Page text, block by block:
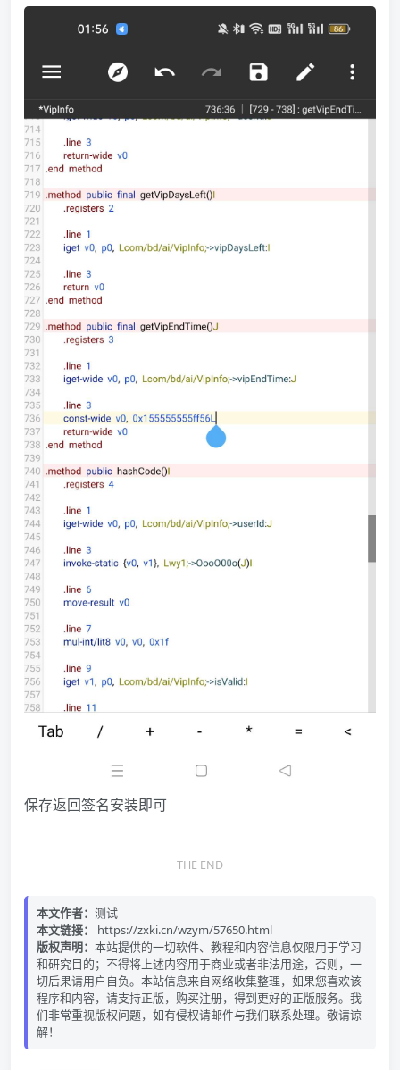
保存返回签名安装即可
THE END
本文作者： 测试
本文链接：
https://zxki.cn/wzym/57650.html
版权声明： 本站提供的一切软件、教程和内容信息仅限用于学习
和研究目的；不得将上述内容用于商业或者非法用途，否则，一
切后果请用户自负。本站信息来自网络收集整理，如果您喜欢该
程序和内容，请支持正版，购买注册，得到更好的正版服务。我
们非常重视版权问题，如有侵权请邮件与我们联系处理。敬请谅
解！